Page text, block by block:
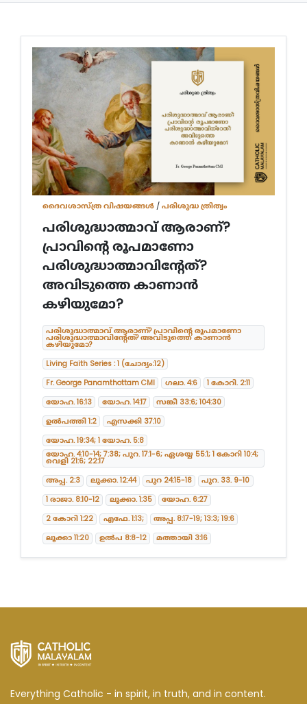
ദൈവശാസ്ത്ര വിഷയങ്ങള്‍ /പരിശുദ്ധ ത്രിത്വം
പരിശുദ്ധാത്മാവ് ആരാണ്?
പ്രാവിന്റെ രൂപമാണോ
പരിശുദ്ധാത്മാവിന്റേത്?
അവിടുത്തെ കാണാൻ
കഴിയുമോ?
പരിശുദ്ധാത്മാവ് ആരാണ്? പ്രാവിന്റെ രൂപമാണോ
പരിശുദ്ധാത്മാവിന്റേത്? അവിടുത്തെ കാണാൻ
കഴിയുമോ?
Living Faith Series : 1 (ചോദ്യം:12)
Fr. George Panamthottam CMI
ഗലാ. 4:6
1 കോറി. 2:11
യോഹ. 16:13
യോഹ. 14:17
സങ്കീ 33:6; 104:30
ഉൽപത്തി 1:2
എസക്കി 37:10
യോഹ. 19:34; 1 യോഹ. 5:8
യോഹ. 4:10-14; 7:38; പുറ. 17:1-6; ഏശയ്യ 55:1; 1 കോറി 10:4;
വെളി 21:6; 22:17
അപ്പ. 2:3
ലൂക്കാ. 12:44 പുറ 24:15-18
പുറ. 33. 9-10
1 രാജാ. 8:10-12
ലൂക്കാ. 1:35
യോഹ. 6:27
2 കോറി 1:22
എഫേ. 1:13;
അപ്പ. 8:17-19; 13:3; 19:6
ലൂക്കാ 11:20
ഉൽപ 8:8-12 മത്തായി 3:16
Everything Catholic - in spirit, in truth, and in content.